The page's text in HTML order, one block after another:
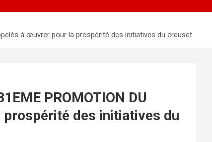
appelés à œuvrer pour la prospérité des initiatives du creuset
PROMOTION DU
prospérité des initiatives du